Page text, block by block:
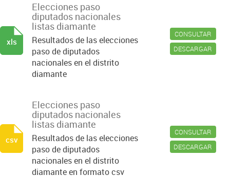
CONSULTAR
DESCARGAR
Elecciones paso
diputados nacionales
listas diamante
Resultados de las elecciones
paso de diputados
nacionales en el distrito
diamante
xls
CONSULTAR
DESCARGAR
Elecciones paso
diputados nacionales
listas diamante
Resultados de las elecciones
paso de diputados
nacionales en el distrito
diamante en formato csv
csv